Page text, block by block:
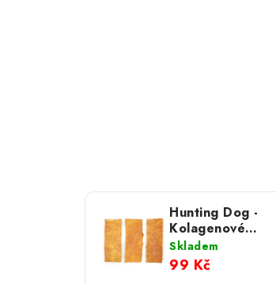
Hunting Dog -
Kolagenové
plátky 3 ks
Skladem
99 Kč